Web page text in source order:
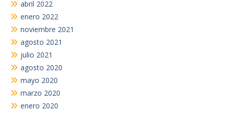
abril 2022
enero 2022
noviembre 2021
agosto 2021
julio 2021
agosto 2020
mayo 2020
marzo 2020
enero 2020